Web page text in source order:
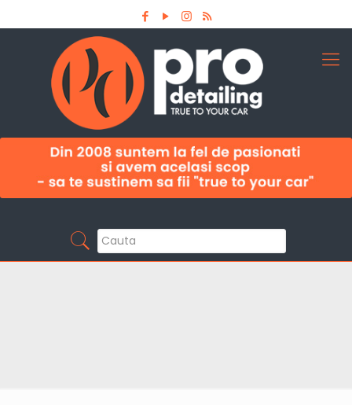
Aboneaza-te la newsletter
Pro Detailing
Sunt primul care afla noutatile din domeniu la